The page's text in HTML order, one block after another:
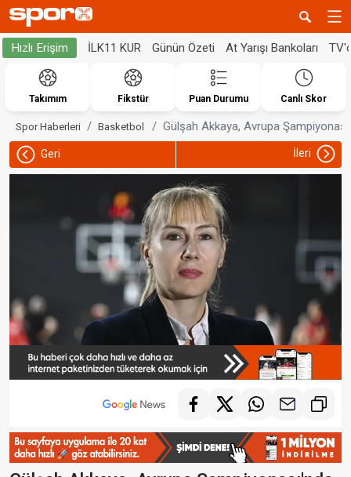
Hızlı Erişim İLK11 KUR Günün Özeti At Yarışı Bankoları
Takımım Fikstür Puan Durumu Canlı Skor
Spor Haberleri Basketbol Gülşah Akkaya, Avrupa
Geri İleri